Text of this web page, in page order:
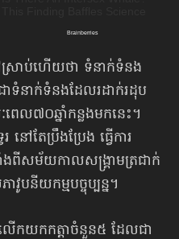
រាប់ហើយថា ទំនាក់ទំនង
ជាទំនាក់ទំនង​ដែល​រដាក់រដុប
ពេល៧០ឆ្នាំកន្លងមកនេះ។
នៅតែ​ប្រឹងប្រែង ធ្វើការ​
ងពីសម័យកាលសង្គ្រាមត្រជាក់
នីយកម្ម​បច្ចុប្បន្ន។
កយកកត្តាចំនួន៥ ដែលជា